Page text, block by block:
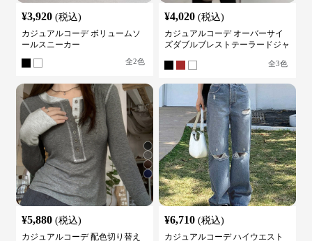
¥3,920 (税込)
カジュアルコーデ ボリュームソ
ールスニーカー
全2色
¥4,020 (税込)
カジュアルコーデ オーバーサイ
ズダブルブレストテーラードジャ
全3色
¥5,880 (税込)
カジュアルコーデ 配色切り替え
¥6,710 (税込)
カジュアルコーデ ハイウエスト